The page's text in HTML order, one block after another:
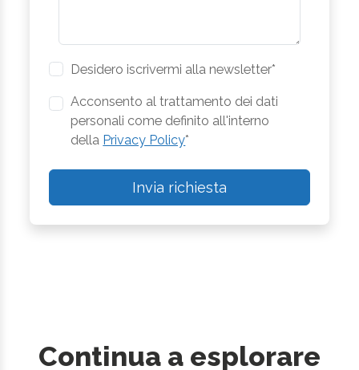
Desidero iscrivermi alla newsletter*
Acconsento al trattamento dei dati
personali come definito all'interno
della Privacy Policy*
Invia richiesta
Continua a esplorare